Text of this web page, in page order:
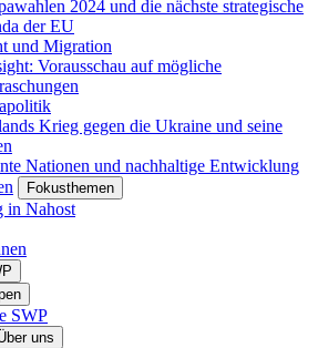
2024 und die nächste strategische
der EU
und Migration
Vorausschau auf mögliche
Krieg gegen die Ukraine und seine
Nationen und nachhaltige Entwicklung
Fokusthemen
in Nahost
SWP
uns